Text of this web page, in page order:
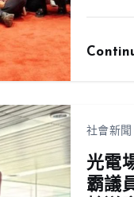
社會新聞
光電
霸議